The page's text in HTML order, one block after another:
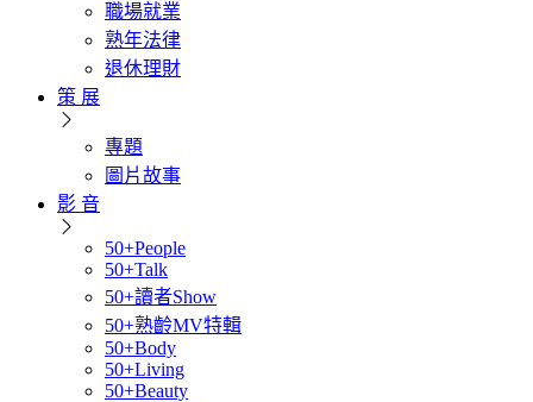
職場就業
熟年法律
退休理財
策 展
專題
圖片故事
影 音
50+People
50+Talk
50+讀者Show
50+熟齡MV特輯
50+Body
50+Living
50+Beauty